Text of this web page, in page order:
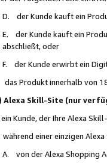
D. der Kunde kauft ein
E. der Kunde kauft ein
abschließt, oder
F. der Kunde erwirbt ein
Produkt innerhalb von
Alexa Skill-Site (nur
Kunde, der Ihre Alexa
einer einzigen Alexa
A. von der Alexa Shopping